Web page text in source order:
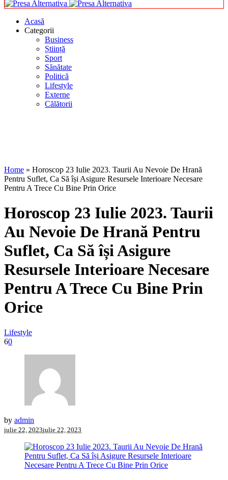
Acasă
Categorii
Business
Știință
Sport
Sănătate
Politică
Lifestyle
Externe
Călătorii
Home » Horoscop 23 Iulie 2023. Taurii Au Nevoie De Hrană
Pentru Suflet, Ca Să își Asigure Resursele Interioare Necesare
Pentru A Trece Cu Bine Prin Orice
Horoscop 23 Iulie 2023. Taurii
Au Nevoie De Hrană Pentru
Suflet, Ca Să își Asigure
Resursele Interioare Necesare
Pentru A Trece Cu Bine Prin
Orice
Lifestyle
60
by admin
iulie 22, 2023iulie 22, 2023